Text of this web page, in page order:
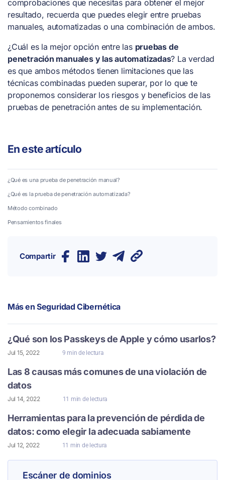
comprobaciones que necesitas para obtener el mejor
resultado, recuerda que puedes elegir entre pruebas
manuales, automatizadas o una combinación de ambos.
¿Cuál es la mejor opción entre las pruebas de
penetración manuales y las automatizadas? La verdad
es que ambos métodos tienen limitaciones que las
técnicas combinadas pueden superar, por lo que te
proponemos considerar los riesgos y beneficios de las
pruebas de penetración antes de su implementación.
En este artículo
¿Qué es una prueba de penetración manual?
¿Qué es la prueba de penetración automatizada?
Método combinado
Pensamientos finales
Compartir
Más enSeguridad Cibernética
¿Qué son los Passkeys de Apple y cómo usarlos?
Jul 15, 2022 9 min de lectura
Las 8 causas más comunes de una violación de
datos
Jul 14, 2022 11 min de lectura
Herramientas para la prevención de pérdida de
datos: como elegir la adecuada sabiamente
Jul 12, 2022 11 min de lectura
Escáner de dominios